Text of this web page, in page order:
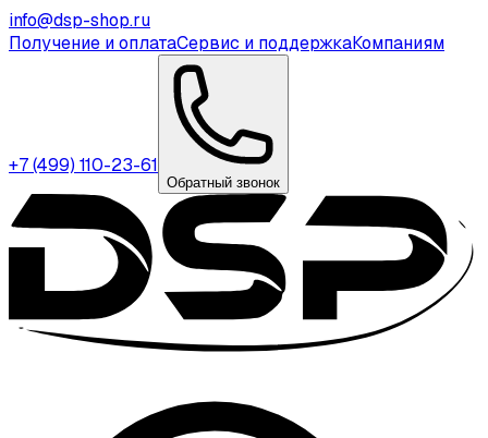
info@dsp-shop.ru
Получение и оплатаСервис и поддержкаКомпаниям
+7 (499) 110-23-61
Обратный звонок